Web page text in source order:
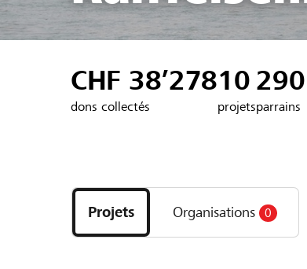
CHF 38’278
dons collectés
10
projets
290
parrains
les
projets
et
Projets Organisations 0